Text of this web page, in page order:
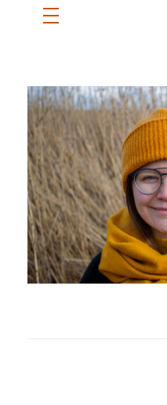
SANNI
BLOGI
OTA YHTEYTTÄ